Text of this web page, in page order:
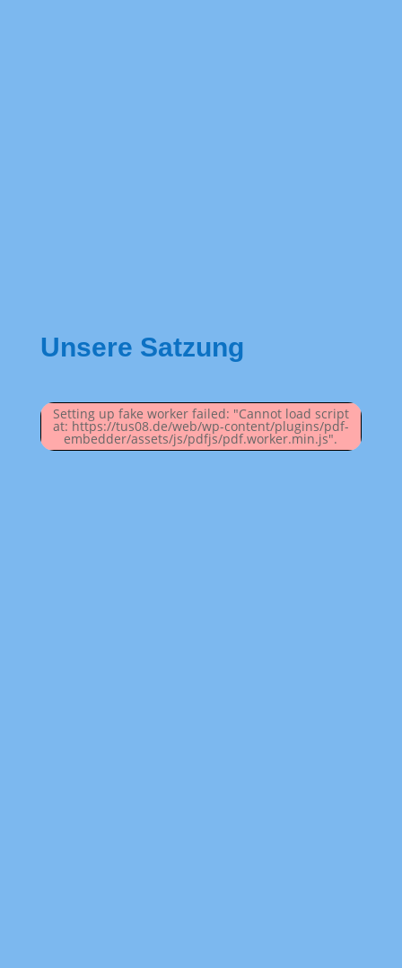
Unsere Satzung
Setting up fake worker failed: "Cannot load script
at: https://tus08.de/web/wp-content/plugins/pdf-
embedder/assets/js/pdfjs/pdf.worker.min.js".